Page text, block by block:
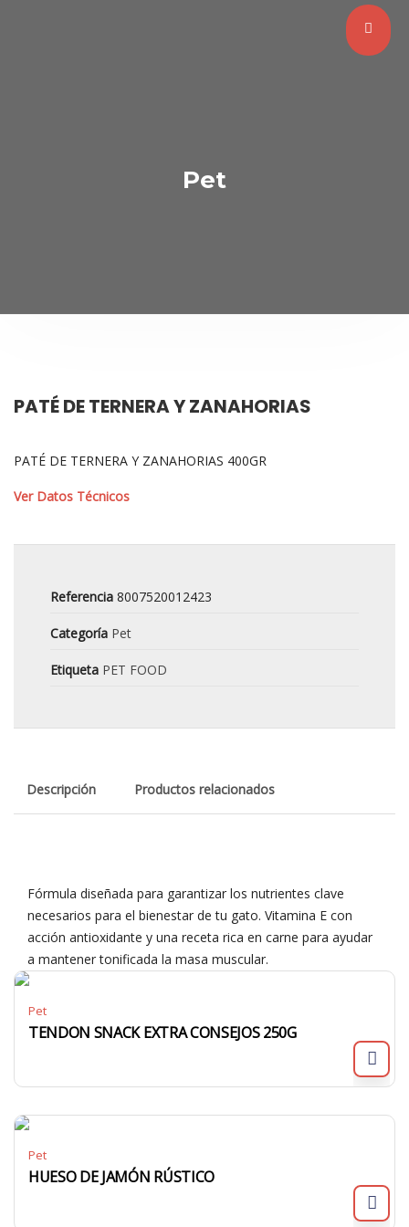
Pet
PATÉ DE TERNERA Y ZANAHORIAS
PATÉ DE TERNERA Y ZANAHORIAS 400GR
Ver Datos Técnicos
Referencia 8007520012423
Categoría Pet
Etiqueta PET FOOD
Descripción Productos relacionados
Fórmula diseñada para garantizar los nutrientes clave
necesarios para el bienestar de tu gato. Vitamina E con
acción antioxidante y una receta rica en carne para ayudar
a mantener tonificada la masa muscular.
Pet
TENDON SNACK EXTRA CONSEJOS 250G
Pet
HUESO DE JAMÓN RÚSTICO